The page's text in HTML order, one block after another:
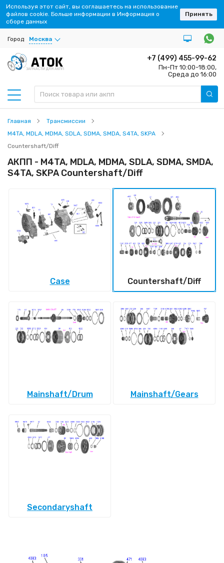
Город Москва
ЗАПЧАСТИ ДЛЯ АКПП
+7 (499) 455-99-62
Пн-Пт 10:00-18:00,
Среда до 16:00
Главная
Трансмиссии
M4TA, MDLA, MDMA, SDLA, SDMA, SMDA, S4TA, SKPA
Countershaft/Diff
АКПП - M4TA, MDLA, MDMA, SDLA, SDMA, SMDA,
S4TA, SKPA Countershaft/Diff
Case Countershaft/Diff
Mainshaft/Drum Mainshaft/Gears
Secondaryshaft
Используя этот сайт, вы соглашаетесь на использование
файлов cookie. Больше информации в Информация о
сборе данных
Принять